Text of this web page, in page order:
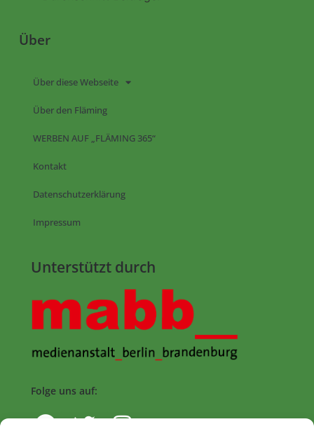
Über
Über diese Webseite
Über den Fläming
WERBEN AUF „FLÄMING 365“
Kontakt
Datenschutzerklärung
Impressum
Unterstützt durch
Folge uns auf: